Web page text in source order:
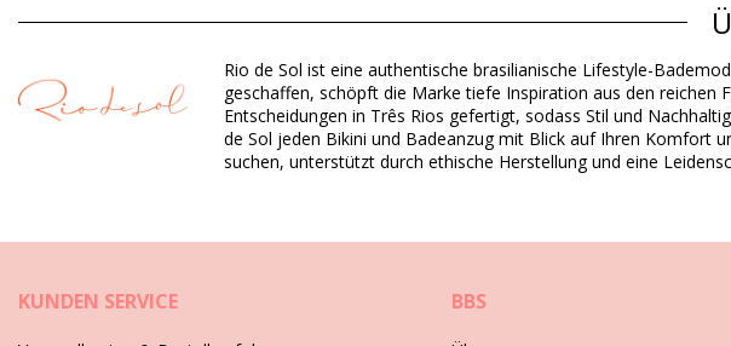
Material Oberstoff: 84% Polyamide, 16% Elastane - OEKO-TEX - Chlorine Resistant
Futter: 84% Polyamide, 16% Elastane - Oeko-Tex
UV-Schutz: UPF 50+
HS CODE: 6112.41.0010
EAN: XS (7899810256416), S (7899810256423), M (7899810256430), L
Gewicht: 55g / 0.12lb / 1.94oz
Print ist nicht exakt und kann je nach Schnitt variieren
Rio de Sol ist eine authentische brasilianische Lifestyle-
geschaffen, schöpft die Marke tiefe Inspiration aus den reichen
Entscheidungen in Três Rios gefertigt, sodass Stil und
de Sol jeden Bikini und Badeanzug mit Blick auf Ihren Komfort
suchen, unterstützt durch ethische Herstellung und eine
KUNDEN SERVICE BBS